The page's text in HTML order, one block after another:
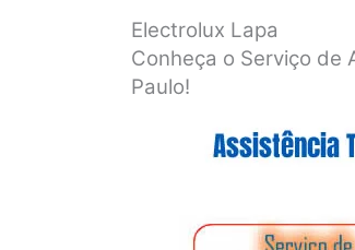
Electrolux Lapa
Conheça o Serviço de
Paulo!